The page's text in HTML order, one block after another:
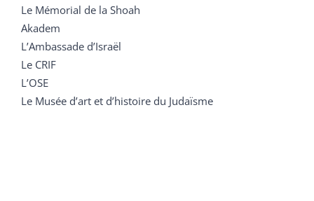
Le Mémorial de la Shoah
Akadem
L’Ambassade d’Israël
Le CRIF
L’OSE
Le Musée d’art et d’histoire du Judaïsme